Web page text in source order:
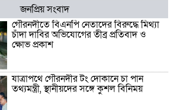
জনপ্রিয় সংবাদ
গৌরনদীতে বিএনপি নেতাদের বিরুদ্ধে মিথ্যা
চাঁদা দাবির অভিযোগের তীব্র প্রতিবাদ ও
ক্ষোভ প্রকাশ
যাত্রাপথে গৌরনদীর টং দোকানে চা পান
তথ্যমন্ত্রী, স্থানীয়দের সঙ্গে কুশল বিনিময়